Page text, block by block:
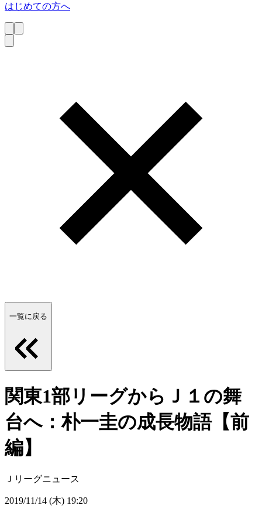
はじめての方へ
一覧に戻る
関東1部リーグからＪ１の舞
台へ：朴一圭の成長物語【前
編】
Ｊリーグニュース
2019/11/14 (木) 19:20